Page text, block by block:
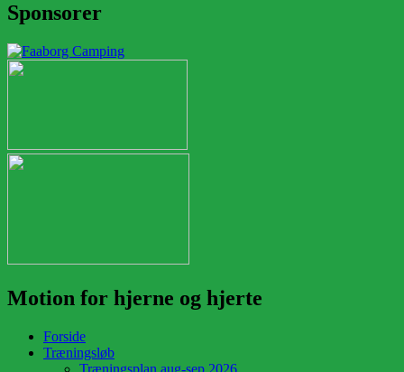
Sponsorer
Motion for hjerne og hjerte
Forside
Træningsløb
Træningsplan aug-sep 2026